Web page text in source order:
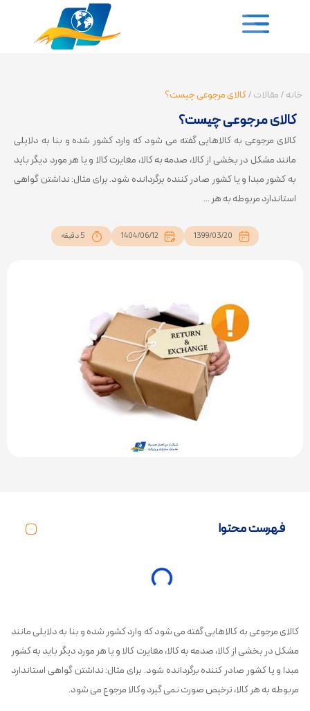
خانه/مقالات/کالای مرجوعی چیست؟
کالای مرجوعی چیست؟
کالای مرجوعی به کالاهایی گفته می شود که وارد کشور شده و بنا به دلایلی
مانند مشکل در بخشی از کالا، صدمه به کالا، مغایرت کالا و یا هر مورد دیگر باید
به کشور مبدا و یا کشور صادر کننده برگردانده شود. برای مثال: نداشتن گواهی
استاندارد مربوطه به هر ...
1399/03/20
1404/06/12 5 دقیقه
کالای مرجوعی به کالاهایی گفته می شود که وارد کشور شده و بنا به دلایلی مانند
مشکل در بخشی از کالا، صدمه به کالا، مغایرت کالا و یا هر مورد دیگر باید به کشور
مبدا و یا کشور صادر کننده برگردانده شود. برای مثال: نداشتن گواهی استاندارد
مربوطه به هر کالا، ترخیص صورت نمی گیرد وکالا مرجوع می شود.
فهرست محتوا